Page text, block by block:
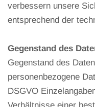
verbessern unsere
entsprechend der
Gegenstand des
Gegenstand des
personenbezogene
DSGVO
Verhältnisse einer